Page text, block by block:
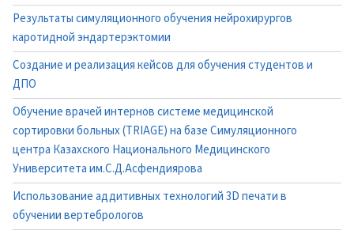
Результаты симуляционного обучения нейрохирургов
каротидной эндартерэктомии
Создание и реализация кейсов для обучения студентов и
ДПО
Обучение врачей интернов системе медицинской
сортировки больных (TRIAGE) на базе Симуляционного
центра Казахского Национального Медицинского
Университета им.С.Д.Асфендиярова
Использование аддитивных технологий 3D печати в
обучении вертебрологов